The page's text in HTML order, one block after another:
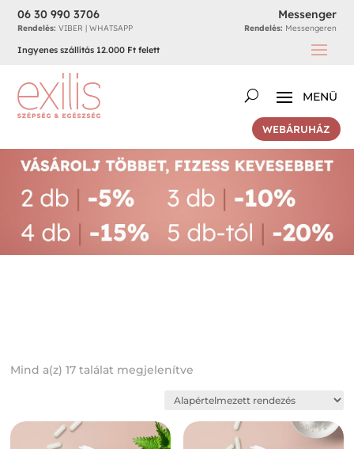
06 30 990 3706
Rendelés: VIBER | WHATSAPP
Messenger
Rendelés: Messengeren
Ingyenes szállítás 12.000 Ft felett
WEBÁRUHÁZ
Mind a(z) 17 találat megjelenítve